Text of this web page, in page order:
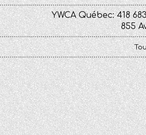
YWCA Québec: 418
855